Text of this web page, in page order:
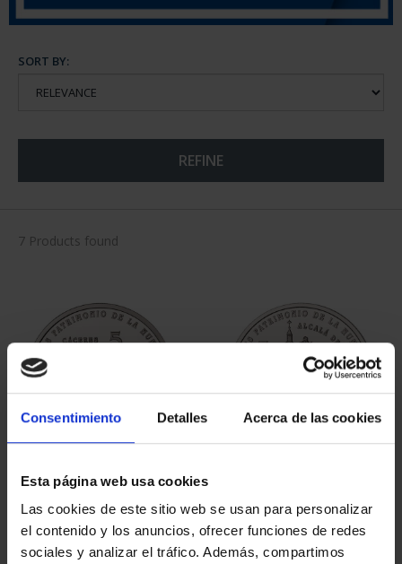
Consentimiento Detalles Acerca de las cookies
Esta página web usa cookies
Las cookies de este sitio web se usan para personalizar
el contenido y los anuncios, ofrecer funciones de redes
sociales y analizar el tráfico. Además, compartimos
SORT BY:
REFINE
7 Products found
WORLD HERITAGE
CITIES - CACERES
€73.00
HENARE...
€73.00